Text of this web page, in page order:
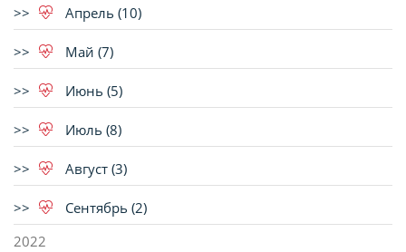
Апрель (10)
Май (7)
Июнь (5)
Июль (8)
Август (3)
Сентябрь (2)
2022